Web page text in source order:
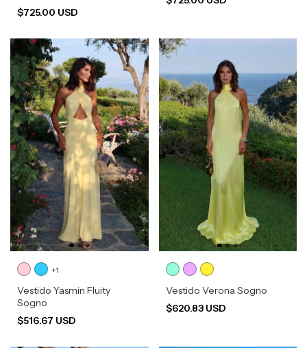
$725.00 USD
+1
Vestido Yasmin Fluity
Sogno
$516.67 USD
Vestido Verona Sogno
$620.83 USD